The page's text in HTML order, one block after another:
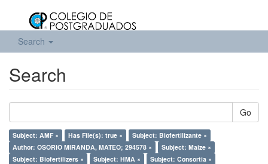
Search
Search
Go
Subject: AMF × Has File(s): true ×
Subject: Biofertilizante ×
Author: OSORIO MIRANDA, MATEO; 294578 ×
Subject: Maize ×
Subject: Biofertilizers ×
Subject: HMA ×
Subject: Consortia ×